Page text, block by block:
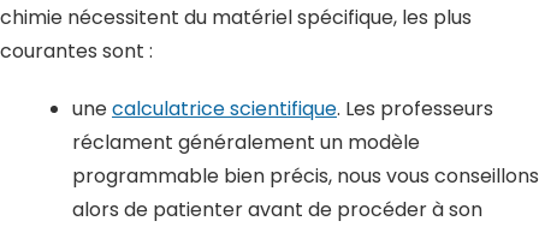
chimie nécessitent du matériel spécifique, les plus
courantes sont :
unecalculatrice scientifique. Les professeurs
réclament généralement un modèle
programmable bien précis, nous vous conseillons
alors de patienter avant de procéder à son